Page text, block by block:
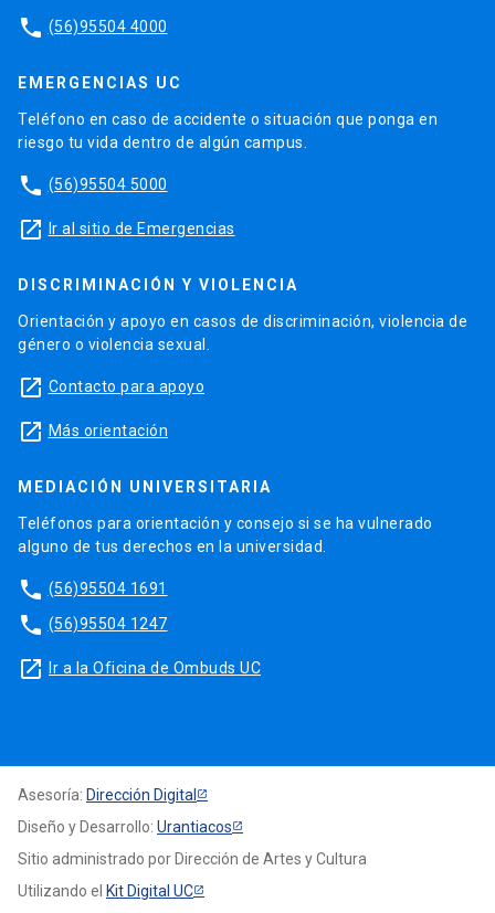
phone (56)95504 4000
EMERGENCIAS UC
Teléfono en caso de accidente o situación que ponga en
riesgo tu vida dentro de algún campus.
phone (56)95504 5000
launch Ir al sitio de Emergencias
DISCRIMINACIÓN Y VIOLENCIA
Orientación y apoyo en casos de discriminación, violencia de
género o violencia sexual.
launch Contacto para apoyo
launch Más orientación
MEDIACIÓN UNIVERSITARIA
Teléfonos para orientación y consejo si se ha vulnerado
alguno de tus derechos en la universidad.
phone (56)95504 1691
phone (56)95504 1247
launch Ir a la Oficina de Ombuds UC
Asesoría: Dirección Digital
Diseño y Desarrollo: Urantiacos
Sitio administrado por Dirección de Artes y Cultura
Utilizando el Kit Digital UC